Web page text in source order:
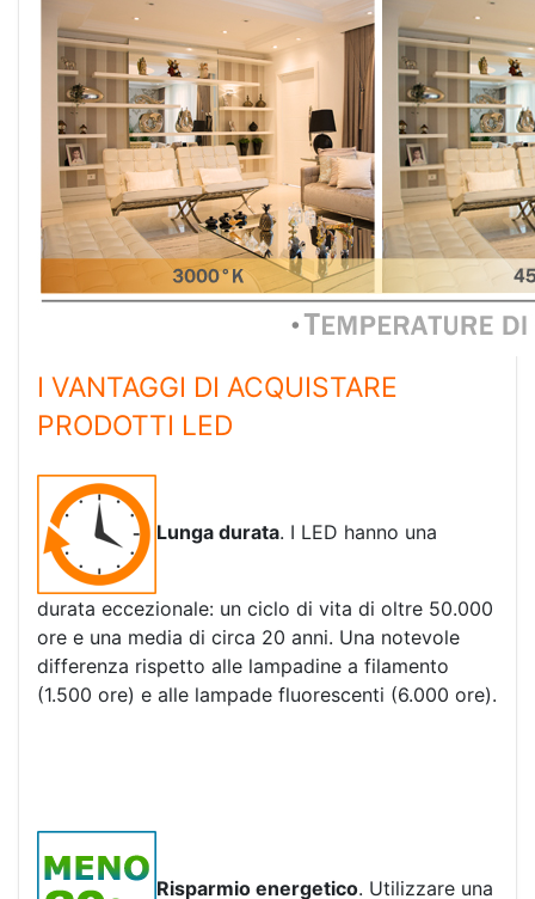
I VANTAGGI DI ACQUISTARE
PRODOTTI LED
Lunga durata. I LED hanno una
durata eccezionale: un ciclo di vita di oltre 50.000
ore e una media di circa 20 anni. Una notevole
differenza rispetto alle lampadine a filamento
(1.500 ore) e alle lampade fluorescenti (6.000 ore).
Risparmio energetico. Utilizzare una